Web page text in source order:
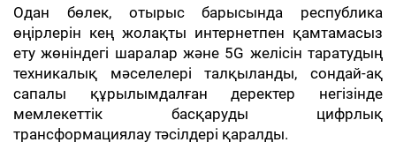
Одан бөлек, отырыс барысында республика
өңірлерін кең жолақты интернетпен қамтамасыз
ету жөніндегі шаралар және 5G желісін таратудың
техникалық мәселелері талқыланды, сондай-ақ
сапалы құрылымдалған деректер негізінде
мемлекеттік басқаруды цифрлық
трансформациялау тәсілдері қаралды.